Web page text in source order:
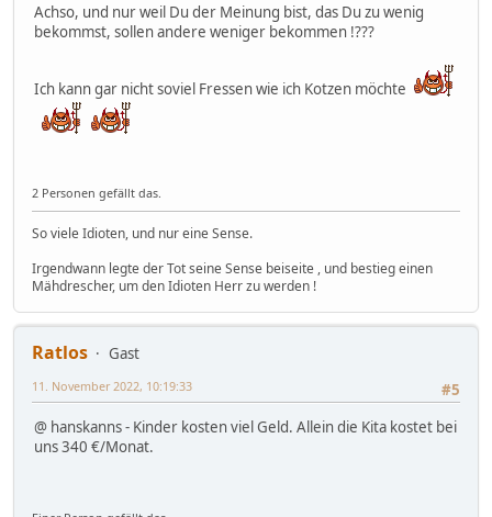
Achso, und nur weil Du der Meinung bist, das Du zu wenig
bekommst, sollen andere weniger bekommen !???
Ich kann gar nicht soviel Fressen wie ich Kotzen möchte
2 Personen gefällt das.
So viele Idioten, und nur eine Sense.
Irgendwann legte der Tot seine Sense beiseite , und bestieg einen
Mähdrescher, um den Idioten Herr zu werden !
Ratlos
Gast
#5
11. November 2022, 10:19:33
@ hanskanns - Kinder kosten viel Geld. Allein die Kita kostet bei
uns 340 €/Monat.